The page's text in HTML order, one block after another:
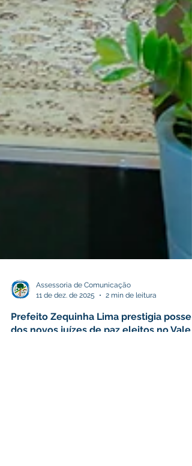
Assessoria de Comunicação
11 de dez. de 2025
2 min de leitura